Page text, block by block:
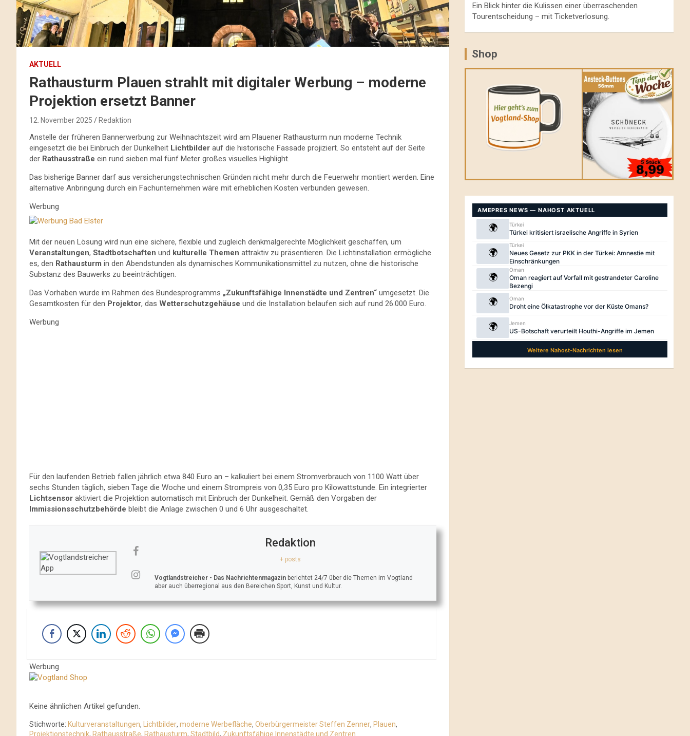
AKTUELL
Rathausturm Plauen strahlt mit digitaler Werbung – moderne
Projektion ersetzt Banner
12. November 2025 Redaktion
Anstelle der früheren Bannerwerbung zur Weihnachtszeit wird am Plauener Rathausturm nun moderne Technik
eingesetzt die bei Einbruch der Dunkelheit Lichtbilder auf die historische Fassade projiziert. So entsteht auf der Seite
der Rathausstraße ein rund sieben mal fünf Meter großes visuelles Highlight.
Das bisherige Banner darf aus versicherungstechnischen Gründen nicht mehr durch die Feuerwehr montiert werden. Eine
alternative Anbringung durch ein Fachunternehmen wäre mit erheblichen Kosten verbunden gewesen.
Werbung
Mit der neuen Lösung wird nun eine sichere, flexible und zugleich denkmalgerechte Möglichkeit geschaffen, um
Veranstaltungen, Stadtbotschaften und kulturelle Themen attraktiv zu präsentieren. Die Lichtinstallation ermögliche
es, den Rathausturm in den Abendstunden als dynamisches Kommunikationsmittel zu nutzen, ohne die historische
Substanz des Bauwerks zu beeinträchtigen.
Das Vorhaben wurde im Rahmen des Bundesprogramms „Zukunftsfähige Innenstädte und Zentren“ umgesetzt. Die
Gesamtkosten für den Projektor, das Wetterschutzgehäuse und die Installation belaufen sich auf rund 26.000 Euro.
Werbung
Für den laufenden Betrieb fallen jährlich etwa 840 Euro an – kalkuliert bei einem Stromverbrauch von 1100 Watt über
sechs Stunden täglich, sieben Tage die Woche und einem Strompreis von 0,35 Euro pro Kilowattstunde. Ein integrierter
Lichtsensor aktiviert die Projektion automatisch mit Einbruch der Dunkelheit. Gemäß den Vorgaben der
Immissionsschutzbehörde bleibt die Anlage zwischen 0 und 6 Uhr ausgeschaltet.
Redaktion
+ posts
Vogtlandstreicher - Das Nachrichtenmagazin berichtet 24/7 über die Themen im Vogtland
aber auch überregional aus den Bereichen Sport, Kunst und Kultur.
Werbung
Keine ähnlichen Artikel gefunden.
Stichworte: Kulturveranstaltungen, Lichtbilder, moderne Werbefläche, Oberbürgermeister Steffen Zenner, Plauen,
Projektionstechnik, Rathausstraße, Rathausturm, Stadtbild, Zukunftsfähige Innenstädte und Zentren
Ein Blick hinter die Kulissen einer überraschenden
Tourentscheidung – mit Ticketverlosung.
Shop